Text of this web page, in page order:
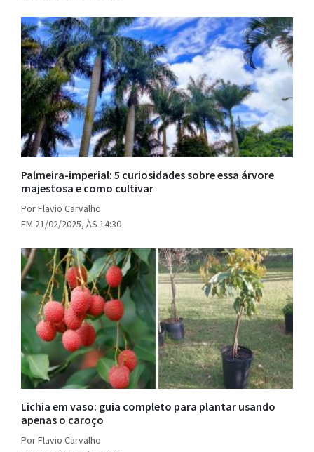
Palmeira-imperial: 5 curiosidades sobre essa árvore
majestosa e como cultivar
Por Flavio Carvalho
EM 21/02/2025, ÀS 14:30
Lichia em vaso: guia completo para plantar usando
apenas o caroço
Por Flavio Carvalho